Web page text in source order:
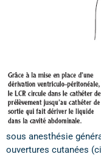
sous anesthésie
ouvertures cutanées